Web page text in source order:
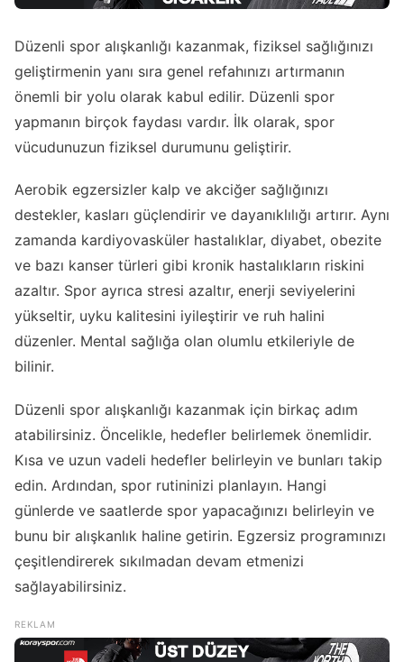
Düzenli spor alışkanlığı kazanmak, fiziksel sağlığınızı
geliştirmenin yanı sıra genel refahınızı artırmanın
önemli bir yolu olarak kabul edilir. Düzenli spor
yapmanın birçok faydası vardır. İlk olarak, spor
vücudunuzun fiziksel durumunu geliştirir.
Aerobik egzersizler kalp ve akciğer sağlığınızı
destekler, kasları güçlendirir ve dayanıklılığı artırır. Aynı
zamanda kardiyovasküler hastalıklar, diyabet, obezite
ve bazı kanser türleri gibi kronik hastalıkların riskini
azaltır. Spor ayrıca stresi azaltır, enerji seviyelerini
yükseltir, uyku kalitesini iyileştirir ve ruh halini
düzenler. Mental sağlığa olan olumlu etkileriyle de
bilinir.
Düzenli spor alışkanlığı kazanmak için birkaç adım
atabilirsiniz. Öncelikle, hedefler belirlemek önemlidir.
Kısa ve uzun vadeli hedefler belirleyin ve bunları takip
edin. Ardından, spor rutininizi planlayın. Hangi
günlerde ve saatlerde spor yapacağınızı belirleyin ve
bunu bir alışkanlık haline getirin. Egzersiz programınızı
çeşitlendirerek sıkılmadan devam etmenizi
sağlayabilirsiniz.